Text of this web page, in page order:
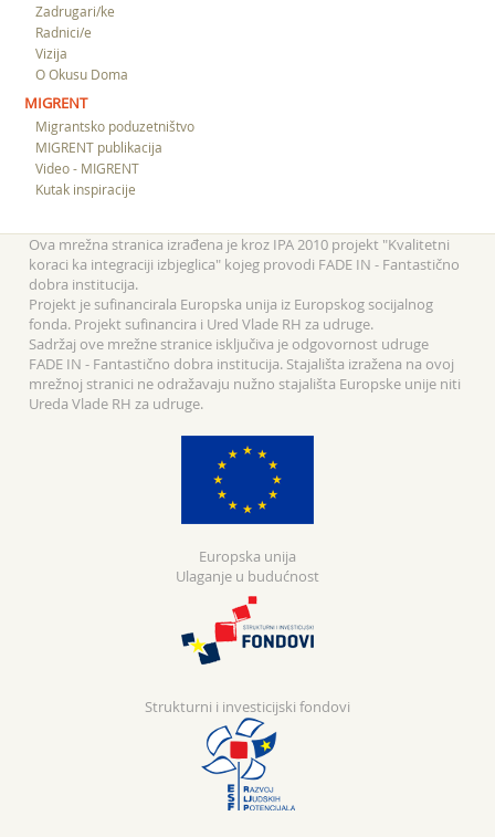
Zadrugari/ke
Radnici/e
Vizija
O Okusu Doma
MIGRENT
Migrantsko poduzetništvo
MIGRENT publikacija
Video - MIGRENT
Kutak inspiracije
Ova mrežna stranica izrađena je kroz IPA 2010 projekt "Kvalitetni
koraci ka integraciji izbjeglica" kojeg provodi FADE IN - Fantastično
dobra institucija.
Projekt je sufinancirala Europska unija iz Europskog socijalnog
fonda. Projekt sufinancira i Ured Vlade RH za udruge.
Sadržaj ove mrežne stranice isključiva je odgovornost udruge
FADE IN - Fantastično dobra institucija. Stajališta izražena na ovoj
mrežnoj stranici ne odražavaju nužno stajališta Europske unije niti
Ureda Vlade RH za udruge.
Europska unija
Ulaganje u budućnost
Strukturni i investicijski fondovi